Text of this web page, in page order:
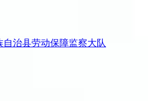
治县劳动保障监察大队